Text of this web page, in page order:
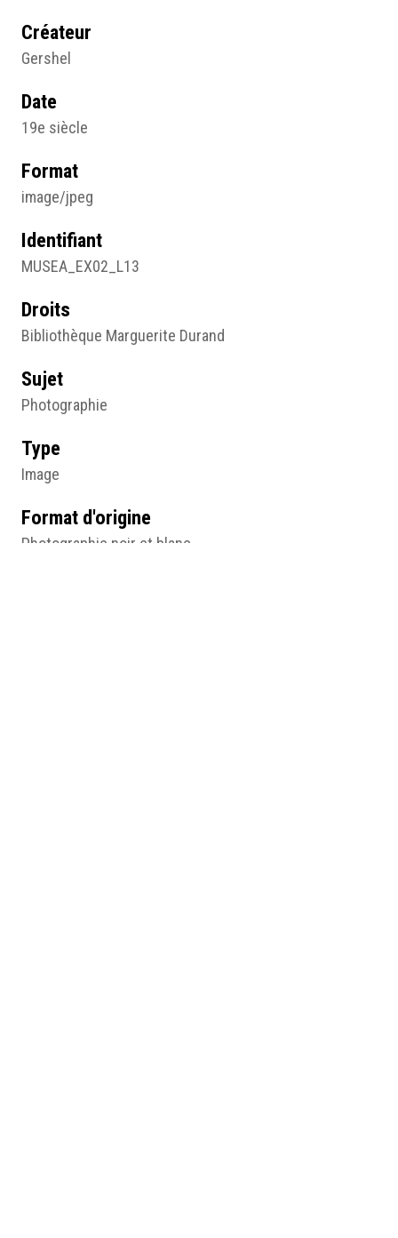
Créateur
Gershel
Date
19e siècle
Format
image/jpeg
Identifiant
MUSEA_EX02_L13
Droits
Bibliothèque Marguerite Durand
Sujet
Photographie
Type
Image
Format d'origine
Photographie noir et blanc